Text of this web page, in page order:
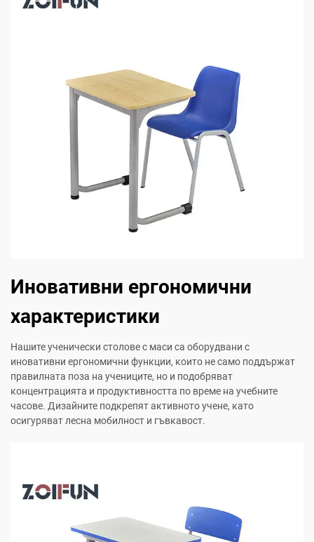
Иновативни ергономични
характеристики
Нашите ученически столове с маси са оборудвани с
иновативни ергономични функции, които не само поддържат
правилната поза на учениците, но и подобряват
концентрацията и продуктивността по време на учебните
часове. Дизайните подкрепят активното учене, като
осигуряват лесна мобилност и гъвкавост.